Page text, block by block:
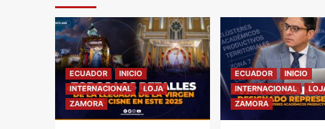
ECUADOR
INICIO
INTERNACIONAL
LOJA
ZAMORA
ECUADOR
INICIO
INTERNACIONAL
ZAMORA